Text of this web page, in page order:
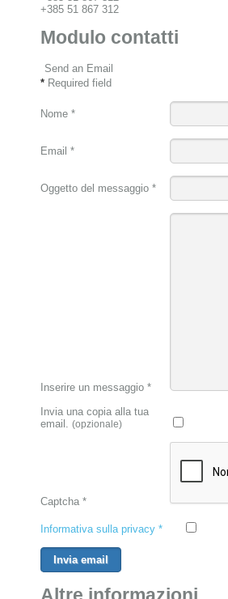
+385 51 867 312
Modulo contatti
Send an Email
* Required field
Nome *
Email *
Oggetto del messaggio *
Inserire un messaggio *
Invia una copia alla tua
email. (opzionale)
Captcha *
Informativa sulla privacy *
Invia email